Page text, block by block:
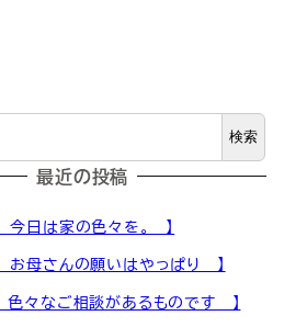
検索
最近の投稿
今日は家の色々を。 】
お母さんの願いはやっぱり 】
色々なご相談があるものです 】